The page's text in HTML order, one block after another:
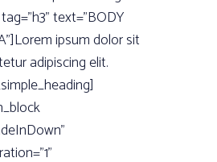
text=”BODY
ipsum dolor sit
adipiscing elit.